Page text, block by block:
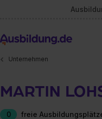
Unternehmen
MARTIN
0
freie